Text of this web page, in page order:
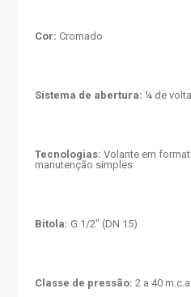
Cor: Cromado
Sistema de abertura: ¼ de
Tecnologias: Volante em
manutenção simples
Bitola: G 1/2" (DN 15)
Classe de pressão: 2 a 40